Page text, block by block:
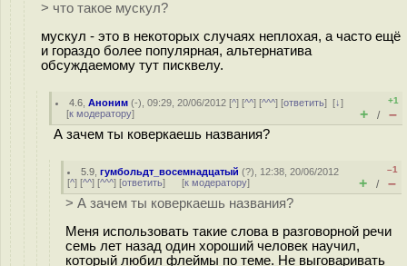
> что такое мускул?
мускул - это в некоторых случаях неплохая, а часто ещё
и гораздо более популярная, альтернатива
обсуждаемому тут писквелу.
4.6 ,Аноним (-), 09:29, 20/06/2012 [^] [^^] [^^^] [ответить][↓]
[к модератору]
+1
+ / –
А зачем ты коверкаешь названия?
5.9 ,гумбольдт_восемнадцатый (?), 12:38, 20/06/2012
[^] [^^] [^^^] [ответить] [к модератору]
–1
+ / –
> А зачем ты коверкаешь названия?
Меня использовать такие слова в разговорной речи
семь лет назад один хороший человек научил,
который любил флеймы по теме. Не выговаривать